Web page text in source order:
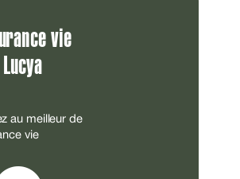
vie
au meilleur de
vie